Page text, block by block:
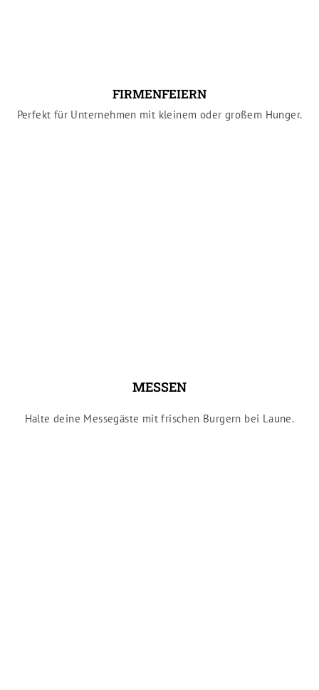
FIRMENFEIERN
Perfekt für Unternehmen mit kleinem oder großem Hunger.
MESSEN
Halte deine Messegäste mit frischen Burgern bei Laune.